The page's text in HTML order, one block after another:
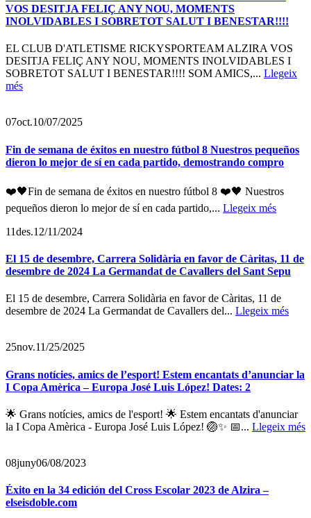
VOS DESITJA FELIÇ ANY NOU, MOMENTS
INOLVIDABLES I SOBRETOT SALUT I BENESTAR!!!!
EL CLUB D'ATLETISME RICKYSPORTEAM ALZIRA VOS
DESITJA FELIÇ ANY NOU, MOMENTS INOLVIDABLES I
SOBRETOT SALUT I BENESTAR!!!! SOM AMICS,... Llegeix
més
07oct.10/07/2025
Fin de semana de éxitos en nuestro fútbol 8 Nuestros pequeños
dieron lo mejor de sí en cada partido, demostrando compro
❤️🖤Fin de semana de éxitos en nuestro fútbol 8 ❤️🖤 Nuestros
pequeños dieron lo mejor de sí en cada partido,... Llegeix més
11des.12/11/2024
El 15 de desembre, Carrera Solidària en favor de Càritas, 11 de
desembre de 2024 La Germandat de Cavallers del Sant Sepu
El 15 de desembre, Carrera Solidària en favor de Càritas, 11 de
desembre de 2024 La Germandat de Cavallers del... Llegeix més
25nov.11/25/2025
Grans notícies, amics de l’esport! Estem encantats d’anunciar la
I Copa Amèrica – Europa José Luis López! Dates: 2
🌟 Grans notícies, amics de l'esport! 🌟 Estem encantats d'anunciar
la I Copa Amèrica - Europa José Luis López! 🏐✨ 📅... Llegeix més
08juny06/08/2023
Éxito en la 34 edición del Cross Escolar 2023 de Alzira –
elseisdoble.com